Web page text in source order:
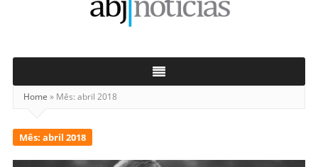
Notícias
Home » Mês: abril 2018
Mês: abril 2018